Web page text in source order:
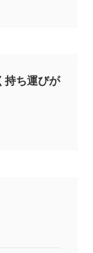
持ち運びが